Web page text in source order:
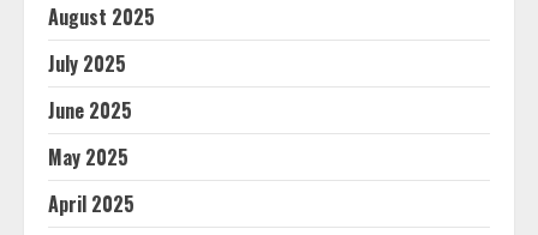
August 2025
July 2025
June 2025
May 2025
April 2025